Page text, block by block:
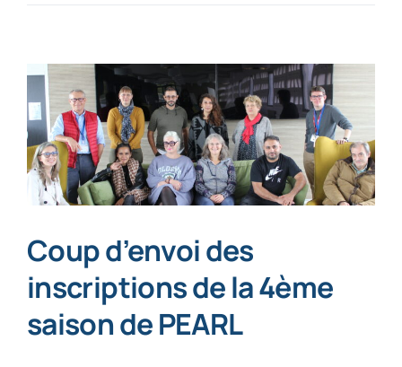
Coup d’envoi des
inscriptions de la 4ème
saison de PEARL